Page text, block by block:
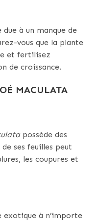
à un manque de
vous que la plante
et fertilisez
de croissance.
MACULATA
possède des
ses feuilles peut
les coupures et
exotique à n’importe